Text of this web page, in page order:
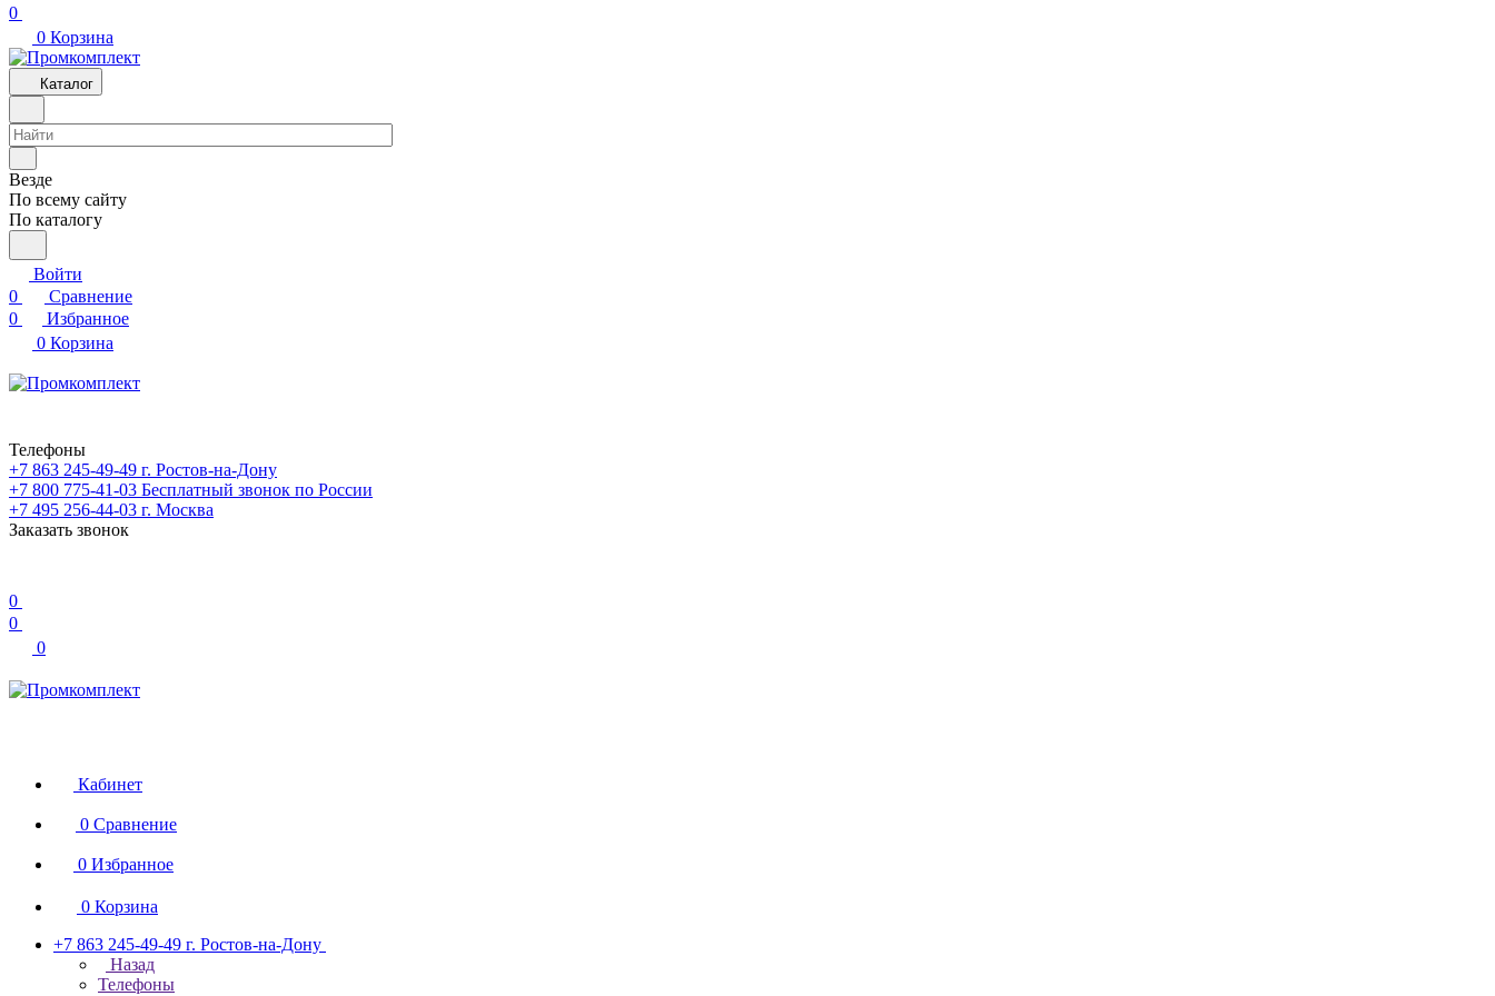
0
0 Корзина
Каталог
Везде
По всему сайту
По каталогу
Войти
0
Сравнение
0
Избранное
0 Корзина
Телефоны
+7 863 245-49-49 г. Ростов-на-Дону
+7 800 775-41-03 Бесплатный звонок по России
+7 495 256-44-03 г. Москва
Заказать звонок
0
0
0
Кабинет
0 Сравнение
0 Избранное
0 Корзина
+7 863 245-49-49 г. Ростов-на-Дону
Назад
Телефоны